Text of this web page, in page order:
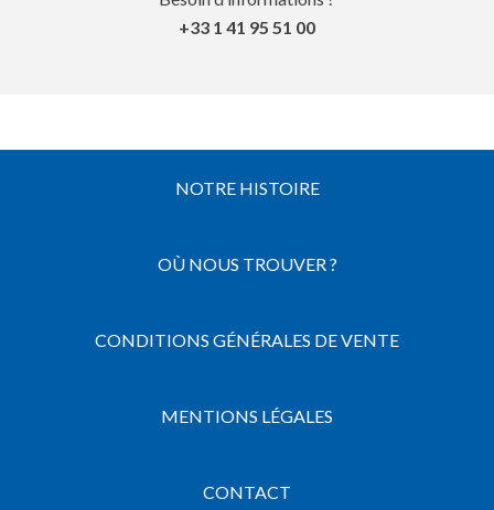
+33 1 41 95 51 00
NOTRE HISTOIRE
OÙ NOUS TROUVER ?
CONDITIONS GÉNÉRALES DE VENTE
MENTIONS LÉGALES
CONTACT